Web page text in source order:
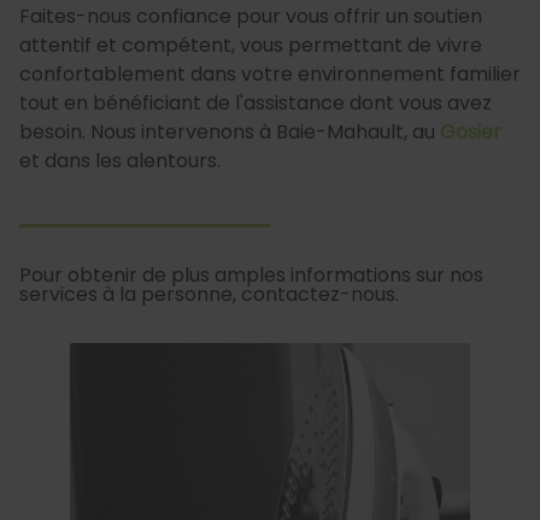
Faites-nous confiance pour vous offrir un soutien
attentif et compétent, vous permettant de vivre
confortablement dans votre environnement familier
tout en bénéficiant de l'assistance dont vous avez
besoin. Nous intervenons à Baie-Mahault, au Gosier
et dans les alentours.
Pour obtenir de plus amples informations sur nos
services à la personne, contactez-nous.